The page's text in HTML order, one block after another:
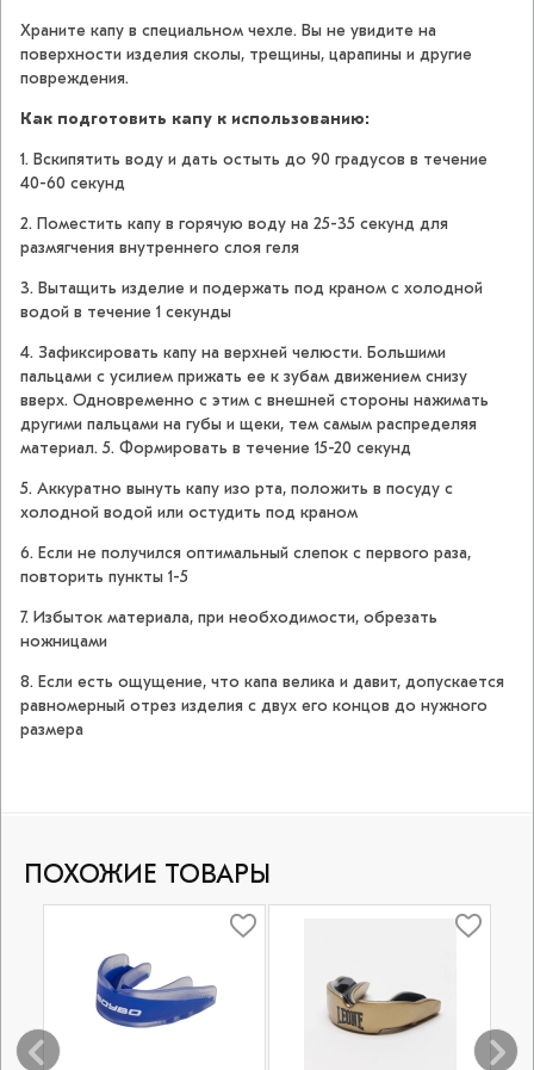
Храните капу в специальном чехле. Вы не увидите на
поверхности изделия сколы, трещины, царапины и другие
повреждения.
Как подготовить капу к использованию:
1. Вскипятить воду и дать остыть до 90 градусов в течение
40-60 секунд
2. Поместить капу в горячую воду на 25-35 секунд для
размягчения внутреннего слоя геля
3. Вытащить изделие и подержать под краном с холодной
водой в течение 1 секунды
4. Зафиксировать капу на верхней челюсти. Большими
пальцами с усилием прижать ее к зубам движением снизу
вверх. Одновременно с этим с внешней стороны нажимать
другими пальцами на губы и щеки, тем самым распределяя
материал. 5. Формировать в течение 15-20 секунд
5. Аккуратно вынуть капу изо рта, положить в посуду с
холодной водой или остудить под краном
6. Если не получился оптимальный слепок с первого раза,
повторить пункты 1-5
7. Избыток материала, при необходимости, обрезать
ножницами
8. Если есть ощущение, что капа велика и давит, допускается
равномерный отрез изделия с двух его концов до нужного
размера
ПОХОЖИЕ ТОВАРЫ